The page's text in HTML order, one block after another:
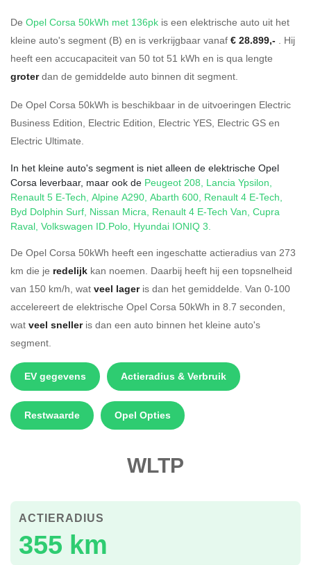
De Opel Corsa 50kWh met 136pk is een elektrische auto uit het
kleine auto's segment (B) en is verkrijgbaar vanaf € 28.899,- . Hij
heeft een accucapaciteit van 50 tot 51 kWh en is qua lengte
groterdan de gemiddelde auto binnen dit segment.
De Opel Corsa 50kWh is beschikbaar in de uitvoeringen Electric
Business Edition, Electric Edition, Electric YES, Electric GS en
Electric Ultimate.
In het kleine auto's segment is niet alleen de elektrische Opel
Corsa leverbaar, maar ook de Peugeot 208, Lancia Ypsilon,
Renault 5 E-Tech, Alpine A290, Abarth 600, Renault 4 E-Tech,
Byd Dolphin Surf, Nissan Micra, Renault 4 E-Tech Van, Cupra
Raval, Volkswagen ID.Polo, Hyundai IONIQ 3.
De Opel Corsa 50kWh heeft een ingeschatte actieradius van 273
km die je redelijk kan noemen. Daarbij heeft hij een topsnelheid
van 150 km/h, wat veel lageris dan het gemiddelde. Van 0-100
accelereert de elektrische Opel Corsa 50kWh in 8.7 seconden,
wat veel snelleris dan een auto binnen het kleine auto's
segment.
EV gegevens Actieradius & Verbruik
Restwaarde Opel Opties
WLTP
355 km
ACTIERADIUS